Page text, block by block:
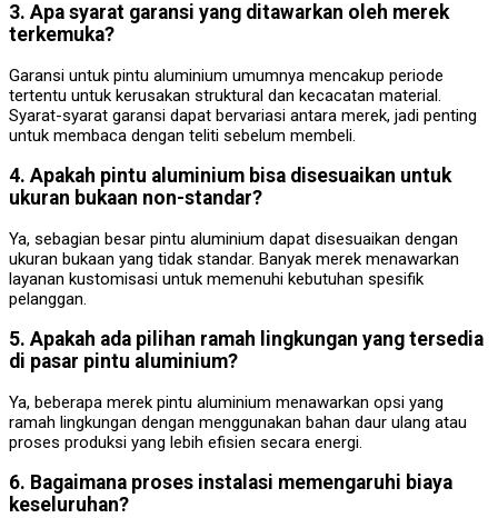
3. Apa syarat garansi yang ditawarkan oleh merek
terkemuka?
Garansi untuk pintu aluminium umumnya mencakup periode
tertentu untuk kerusakan struktural dan kecacatan material.
Syarat-syarat garansi dapat bervariasi antara merek, jadi penting
untuk membaca dengan teliti sebelum membeli.
4. Apakah pintu aluminium bisa disesuaikan untuk
ukuran bukaan non-standar?
Ya, sebagian besar pintu aluminium dapat disesuaikan dengan
ukuran bukaan yang tidak standar. Banyak merek menawarkan
layanan kustomisasi untuk memenuhi kebutuhan spesifik
pelanggan.
5. Apakah ada pilihan ramah lingkungan yang tersedia
di pasar pintu aluminium?
Ya, beberapa merek pintu aluminium menawarkan opsi yang
ramah lingkungan dengan menggunakan bahan daur ulang atau
proses produksi yang lebih efisien secara energi.
6. Bagaimana proses instalasi memengaruhi biaya
keseluruhan?